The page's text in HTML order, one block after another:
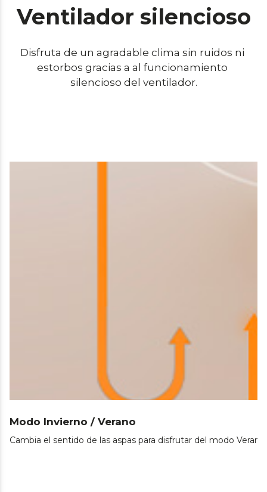
Ventilador silencioso
Disfruta de un agradable clima sin ruidos ni
estorbos gracias a al funcionamiento
silencioso del ventilador.
Modo Invierno / Verano
Cambia el sentido de las aspas para disfrutar del modo